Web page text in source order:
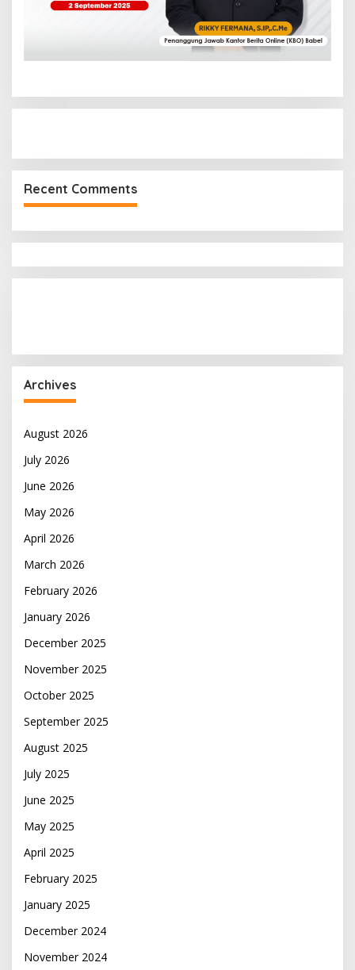
Recent Comments
Archives
August 2026
July 2026
June 2026
May 2026
April 2026
March 2026
February 2026
January 2026
December 2025
November 2025
October 2025
September 2025
August 2025
July 2025
June 2025
May 2025
April 2025
February 2025
January 2025
December 2024
November 2024